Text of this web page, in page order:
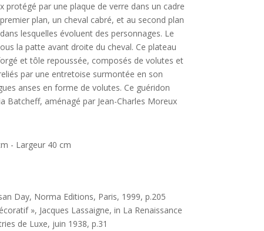
protégé par une plaque de verre dans un cadre
plan, un cheval cabré, et au second plan
lesquelles évoluent des personnages. Le
la patte avant droite du cheval. Ce plateau
et tôle repoussée, composés de volutes et
par une entretoise surmontée en son
anses en forme de volutes. Ce guéridon
Batcheff, aménagé par Jean-Charles Moreux
- Largeur 40 cm
Day, Norma Editions, Paris, 1999, p.205
», Jacques Lassaigne, in La Renaissance
de Luxe, juin 1938, p.31